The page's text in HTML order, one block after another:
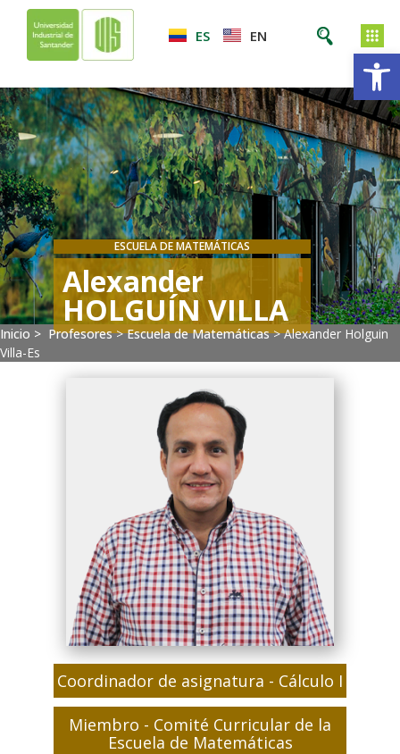
ES EN
Inicio > Profesores>Escuela de Matemáticas>Alexander Holguin
Villa-Es
ESCUELA DE MATEMÁTICAS
Alexander
HOLGUÍN VILLA
Coordinador de asignatura - Cálculo I
Miembro - Comité Curricular de la
Escuela de Matemáticas